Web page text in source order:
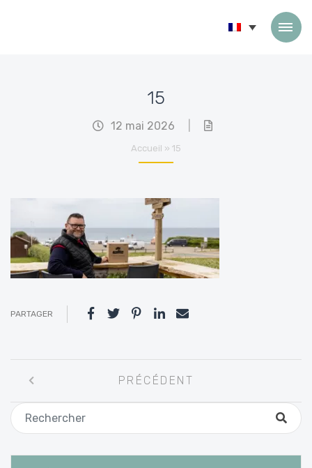
15
12 mai 2026
Accueil » 15
PARTAGER
entre
les
articles
PRÉCÉDENT